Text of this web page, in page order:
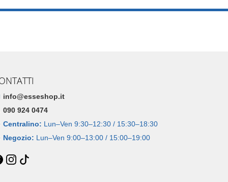
info@esseshop.it
090 924 0474
Centralino: Lun–Ven 9:30–12:30 / 15:30–18:30
Negozio: Lun–Ven 9:00–13:00 / 15:00–19:00